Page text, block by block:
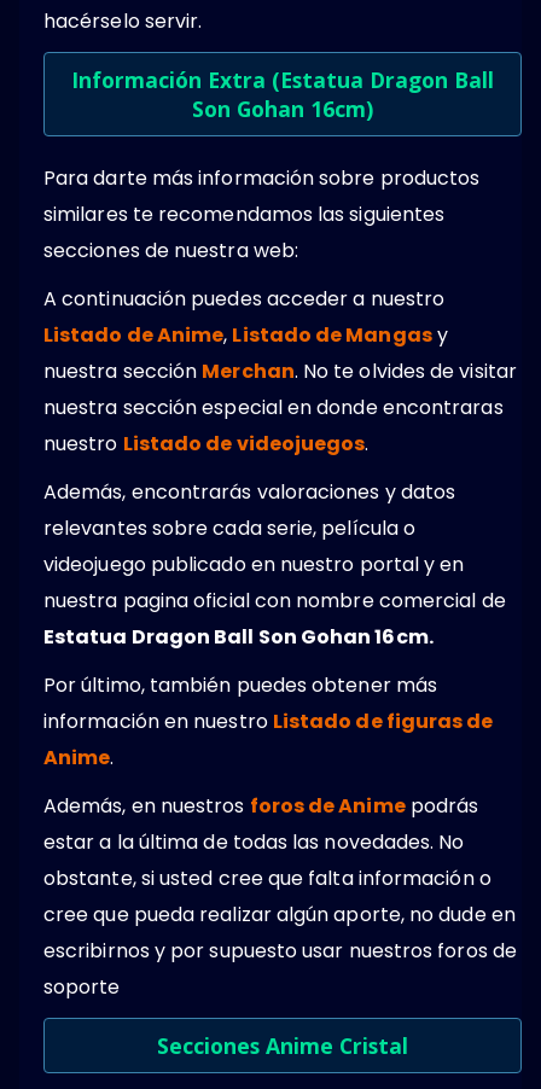
hacérselo servir.
Información Extra (Estatua Dragon Ball
Son Gohan 16cm)
Para darte más información sobre productos
similares te recomendamos las siguientes
secciones de nuestra web:
A continuación puedes acceder a nuestro
Listado de Anime, Listado de Mangasy
nuestra sección Merchan. No te olvides de visitar
nuestra sección especial en donde encontraras
nuestro Listado de videojuegos.
Además, encontrarás valoraciones y datos
relevantes sobre cada serie, película o
videojuego publicado en nuestro portal y en
nuestra pagina oficial con nombre comercial de
Estatua Dragon Ball Son Gohan 16cm.
Por último, también puedes obtener más
información en nuestro Listado de figuras de
Anime.
Además, en nuestros foros de Animepodrás
estar a la última de todas las novedades. No
obstante, si usted cree que falta información o
cree que pueda realizar algún aporte, no dude en
escribirnos y por supuesto usar nuestros foros de
soporte
Secciones Anime Cristal